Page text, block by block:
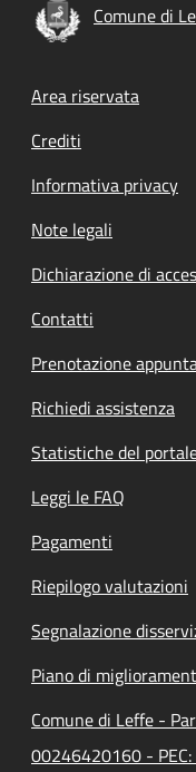
Comune di
Footer
Area riservata
Crediti
Informativa privacy
Note legali
Dichiarazione di
Contatti
Prenotazione
Richiedi assistenza
Statistiche del
Leggi le FAQ
Pagamenti
Riepilogo valutazioni
Segnalazione
Piano di
Comune di Leffe -
00246420160 -